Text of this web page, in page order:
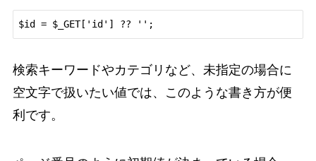
検索キーワードやカテゴリなど、未指定の場合に
空文字で扱いたい値では、このような書き方が便
利です。